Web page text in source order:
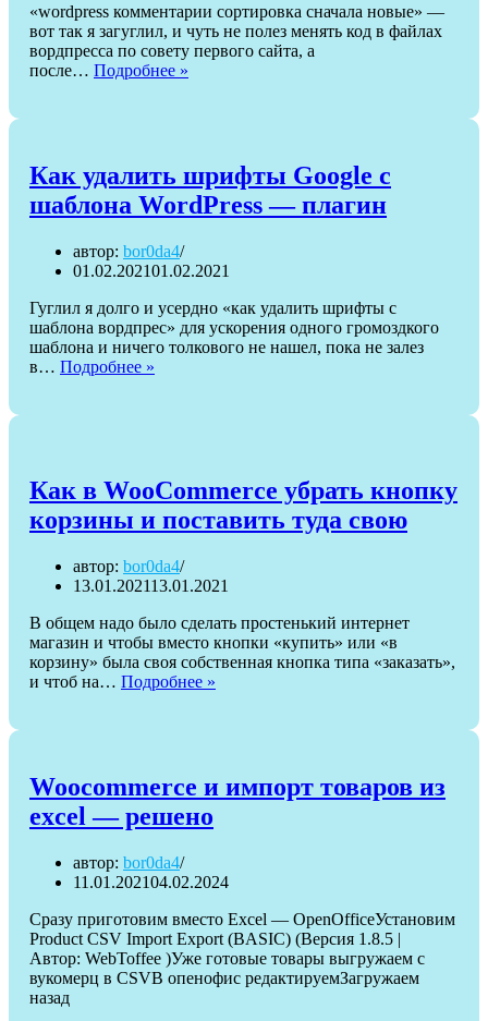
«wordpress комментарии сортировка сначала новые» —
вот так я загуглил, и чуть не полез менять код в файлах
вордпресса по совету первого сайта, а
после… Подробнее »
сначала
новые
Как удалить шрифты Google с
шаблона WordPress — плагин
автор: bor0da4
01.02.202101.02.2021
Гуглил я долго и усердно «как удалить шрифты с
шаблона вордпрес» для ускорения одного громоздкого
шаблона и ничего толкового не нашел, пока не залез
в… Подробнее »
WordPress
—
плагин
Как в WooCommerce убрать кнопку
корзины и поставить туда свою
автор: bor0da4
13.01.202113.01.2021
В общем надо было сделать простенький интернет
магазин и чтобы вместо кнопки «купить» или «в
корзину» была своя собственная кнопка типа «заказать»,
и чтоб на… Подробнее »
и
Woocommerce и импорт товаров из
excel — решено
автор: bor0da4
11.01.202104.02.2024
Сразу приготовим вместо Excel — OpenOfficeУстановим
Product CSV Import Export (BASIC) (Версия 1.8.5 |
Автор: WebToffee )Уже готовые товары выгружаем с
вукомерц в CSVВ опенофис редактируемЗагружаем
назад